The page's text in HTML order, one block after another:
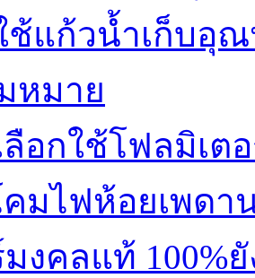
ช้แก้วน้ำเก็บอุ
หมาย
ลือกใช้โฟลมิเต
คมไฟห้อยเพด
มงคลแท้